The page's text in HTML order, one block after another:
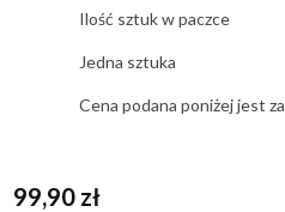
Ilość sztuk w paczce
Jedna sztuka
Cena podana poniżej jest za
Cena
99,90 zł